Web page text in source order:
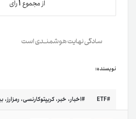
از مجموع۱رای
نویسنده:
ETF اخبار، خبر، کریپتوکارنسی،